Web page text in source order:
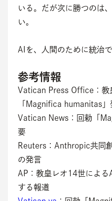
いる。だが次に勝つのは
い。
AIを、人間のために統治
参考情報
Vatican Press Office：教
「Magnifica humanitas」
Vatican News：回勅「
要
Reuters：Anthropic共同
の発言
AP：教皇レオ14世による
する報道